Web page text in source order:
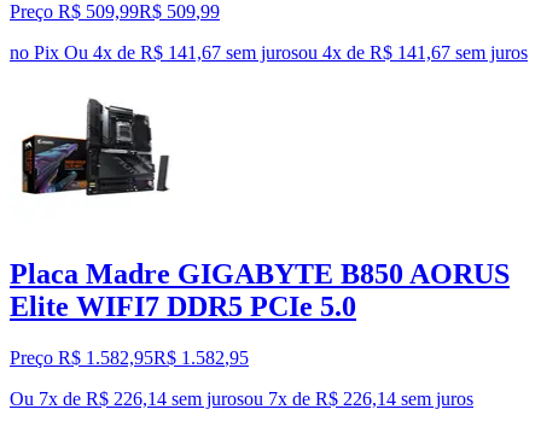
Preço R$ 509,99R$ 509,99
no Pix Ou 4x de R$ 141,67 sem jurosou 4x de R$ 141,67 sem juros
Placa Madre GIGABYTE B850 AORUS
Elite WIFI7 DDR5 PCIe 5.0
Preço R$ 1.582,95R$ 1.582,95
Ou 7x de R$ 226,14 sem jurosou 7x de R$ 226,14 sem juros